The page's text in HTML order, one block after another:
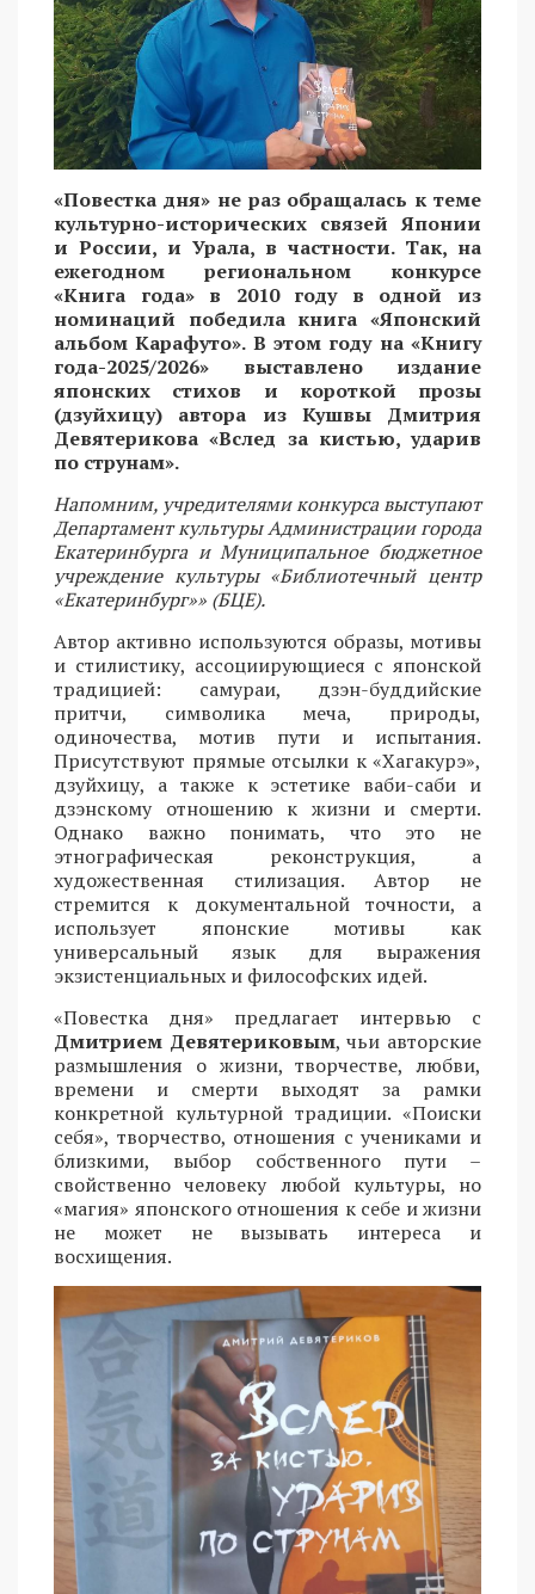
«Повестка дня» не раз обращалась к теме
культурно-исторических связей Японии
и России, и Урала, в частности. Так, на
ежегодном региональном конкурсе
«Книга года» в 2010 году в одной из
номинаций победила книга «Японский
альбом Карафуто». В этом году на «Книгу
года-2025/2026» выставлено издание
японских стихов и короткой прозы
(дзуйхицу) автора из Кушвы Дмитрия
Девятерикова «Вслед за кистью, ударив
по струнам».
Напомним, учредителями конкурса выступают
Департамент культуры Администрации города
Екатеринбурга и Муниципальное бюджетное
учреждение культуры «Библиотечный центр
«Екатеринбург»» (БЦЕ).
Автор активно используются образы, мотивы
и стилистику, ассоциирующиеся с японской
традицией: самураи, дзэн-буддийские
притчи, символика меча, природы,
одиночества, мотив пути и испытания.
Присутствуют прямые отсылки к «Хагакурэ»,
дзуйхицу, а также к эстетике ваби-саби и
дзэнскому отношению к жизни и смерти.
Однако важно понимать, что это не
этнографическая реконструкция, а
художественная стилизация. Автор не
стремится к документальной точности, а
использует японские мотивы как
универсальный язык для выражения
экзистенциальных и философских идей.
«Повестка дня» предлагает интервью с
Дмитрием Девятериковым, чьи авторские
размышления о жизни, творчестве, любви,
времени и смерти выходят за рамки
конкретной культурной традиции. «Поиски
себя», творчество, отношения с учениками и
близкими, выбор собственного пути –
свойственно человеку любой культуры, но
«магия» японского отношения к себе и жизни
не может не вызывать интереса и
восхищения.